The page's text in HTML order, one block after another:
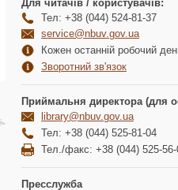
Для читачів / користувачів:
Тел: +38 (044) 524-81-37
service@nbuv.gov.ua
Кожен останній робочий
Зворотний зв'язок
Приймальня директора (для
library@nbuv.gov.ua
Тел: +38 (044) 525-81-04
Тел./факс: +38 (044) 525-56-
Пресслужба